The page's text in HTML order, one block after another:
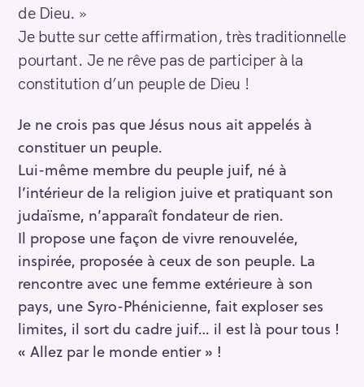
de Dieu. »
Je butte sur cette affirmation, très traditionnelle
pourtant. Je ne rêve pas de participer à la
constitution d’un peuple de Dieu !
Je ne crois pas que Jésus nous ait appelés à
constituer un peuple.
Lui-même membre du peuple juif, né à
l’intérieur de la religion juive et pratiquant son
judaïsme, n’apparaît fondateur de rien.
Il propose une façon de vivre renouvelée,
inspirée, proposée à ceux de son peuple. La
rencontre avec une femme extérieure à son
pays, une Syro-Phénicienne, fait exploser ses
limites, il sort du cadre juif… il est là pour tous !
« Allez par le monde entier » !